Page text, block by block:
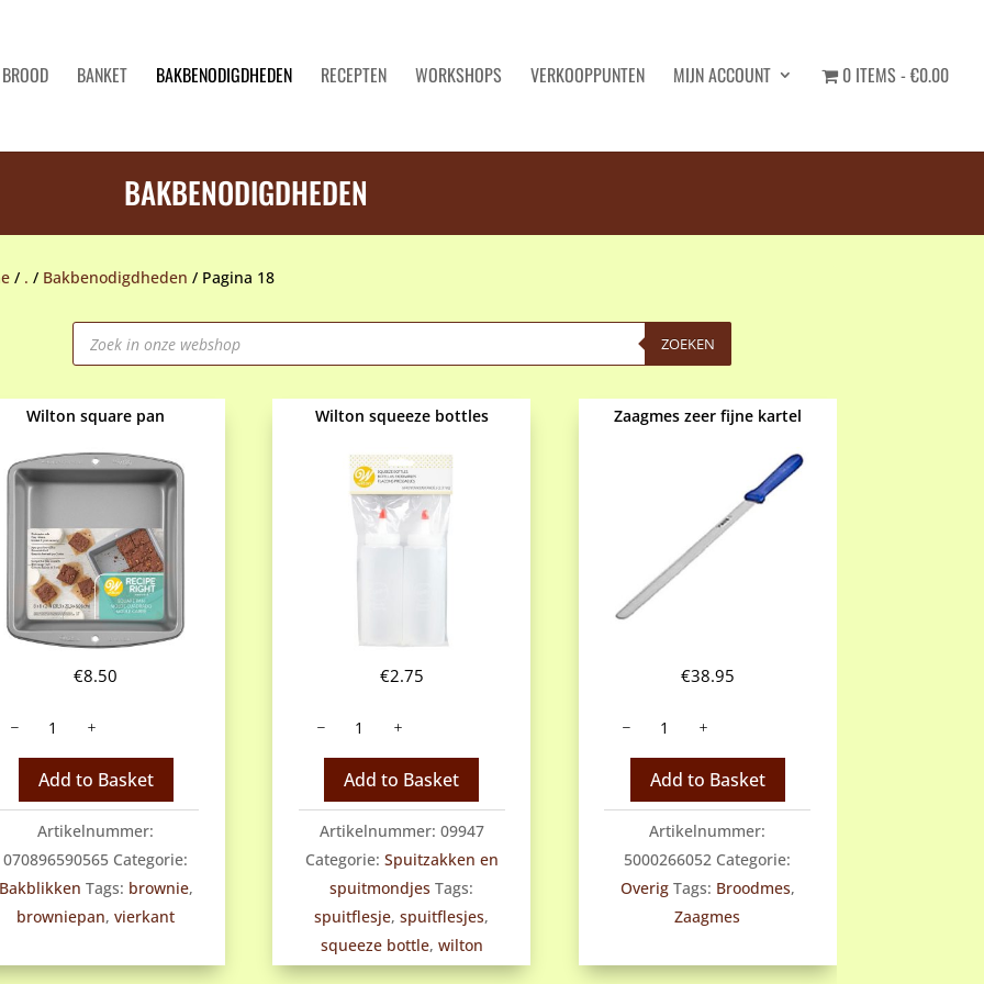
BROOD BANKET BAKBENODIGDHEDEN RECEPTEN WORKSHOPS VERKOOPPUNTEN MIJN ACCOUNT 0 ITEMS €0.00
BAKBENODIGDHEDEN
/ . / Bakbenodigdheden / Pagina 18
Producten
zoeken ZOEKEN
Wilton square pan
€8.50
Add to Basket
Artikelnummer:
070896590565 Categorie:
Tags: brownie,
browniepan,vierkant
Wilton squeeze bottles
€2.75
squeeze
Add to Basket
Artikelnummer: 09947
Categorie: Spuitzakken en
spuitmondjes Tags:
spuitflesje,spuitflesjes,
squeeze bottle, wilton
Zaagmes zeer fijne kartel
€38.95
Add to Basket
Artikelnummer:
5000266052 Categorie:
Overig Tags: Broodmes,
Zaagmes